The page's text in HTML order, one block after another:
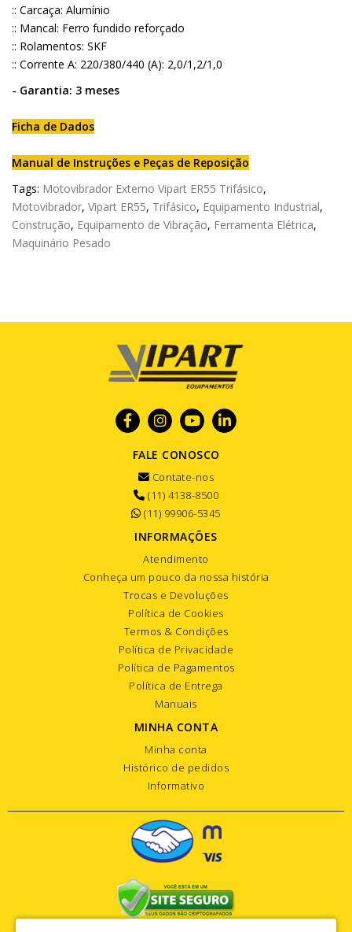
:: Carcaça: Alumínio
:: Mancal: Ferro fundido reforçado
:: Rolamentos: SKF
:: Corrente A: 220/380/440 (A): 2,0/1,2/1,0
- Garantia: 3 meses
Ficha de Dados
Manual de Instruções e Peças de Reposição
Tags: Motovibrador Externo Vipart ER55 Trifásico,
Motovibrador, Vipart ER55, Trifásico, Equipamento Industrial,
Construção, Equipamento de Vibração, Ferramenta Elétrica,
Maquinário Pesado
FALE CONOSCO
Contate-nos
(11) 4138-8500
(11) 99906-5345
INFORMAÇÕES
Atendimento
Conheça um pouco da nossa história
Trocas e Devoluções
Política de Cookies
Termos & Condições
Política de Privacidade
Política de Pagamentos
Política de Entrega
Manuais
MINHA CONTA
Minha conta
Histórico de pedidos
Informativo